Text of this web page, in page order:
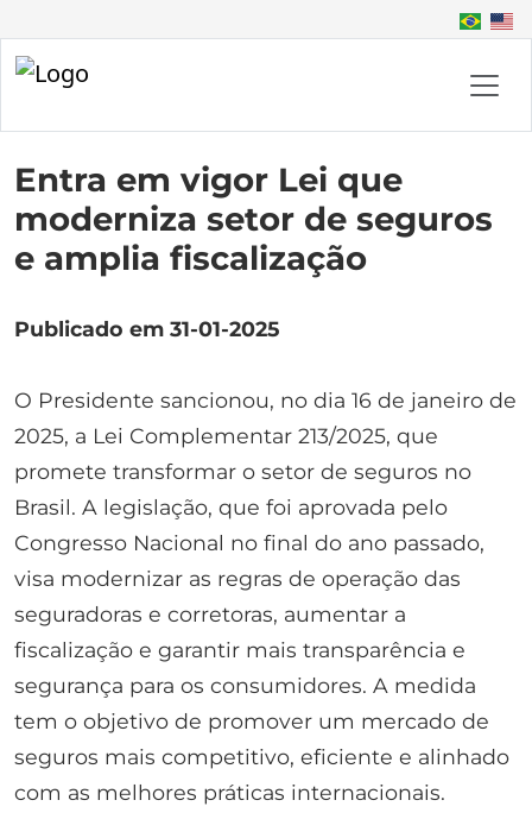
Entra em vigor Lei que
moderniza setor de seguros
e amplia fiscalização
Publicado em 31-01-2025
O Presidente sancionou, no dia 16 de janeiro de
2025, a Lei Complementar 213/2025, que
promete transformar o setor de seguros no
Brasil. A legislação, que foi aprovada pelo
Congresso Nacional no final do ano passado,
visa modernizar as regras de operação das
seguradoras e corretoras, aumentar a
fiscalização e garantir mais transparência e
segurança para os consumidores. A medida
tem o objetivo de promover um mercado de
seguros mais competitivo, eficiente e alinhado
com as melhores práticas internacionais.